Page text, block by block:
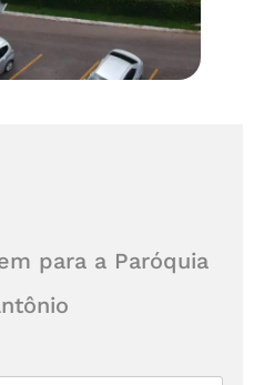
para a Paróquia